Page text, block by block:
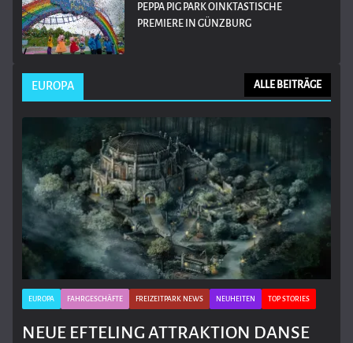
PEPPA PIG PARK OINKTASTISCHE
PREMIERE IN GÜNZBURG
EUROPA ALLE BEITRÄGE
EUROPA FAHRGESCHÄFTE FREIZEITPARK NEWS NEUHEITEN TOP STORIES
NEUE EFTELING ATTRAKTION DANSE